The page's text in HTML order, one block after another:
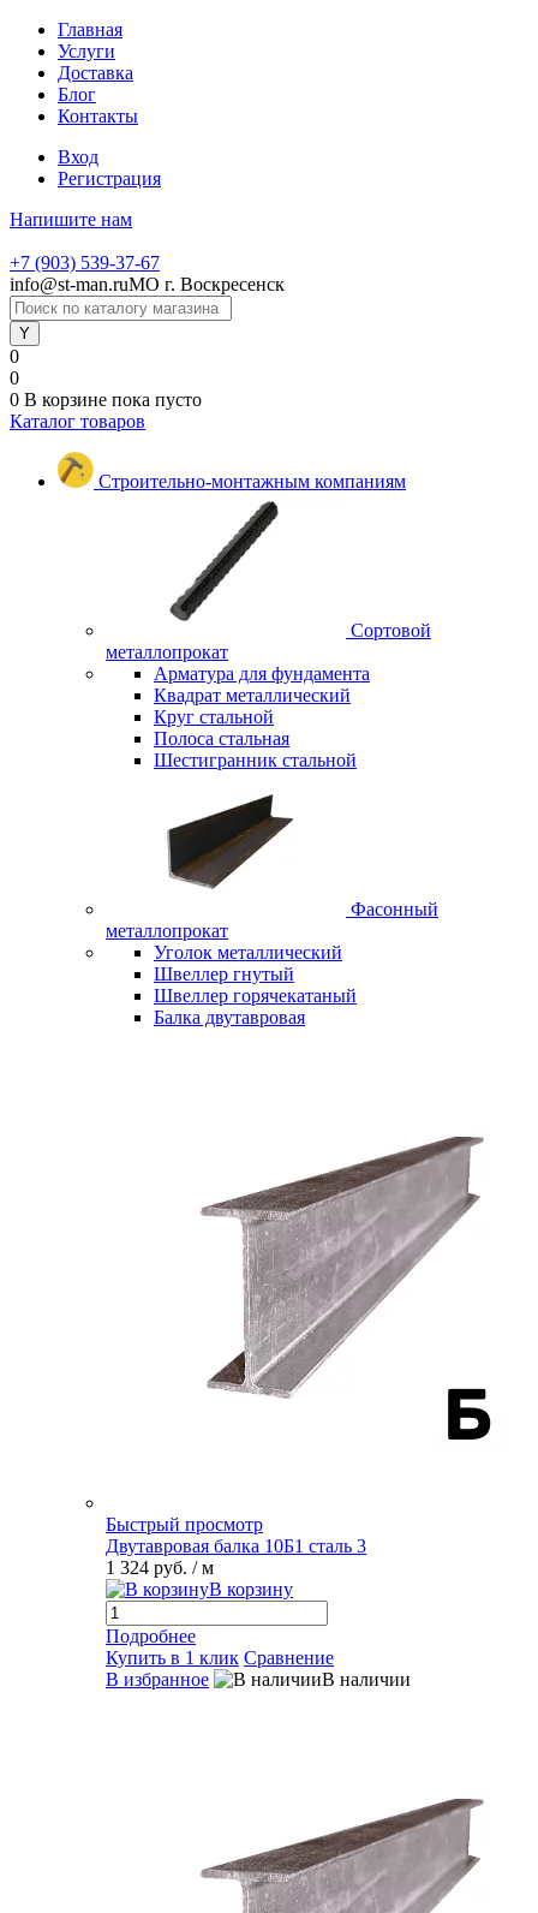
Главная
Услуги
Доставка
Блог
Контакты
Вход
Регистрация
Напишите нам
+7 (903) 539-37-67
info@st-man.ruМО г. Воскресенск
0
0
0 В корзине пока пусто
Каталог товаров
Строительно-монтажным компаниям
Сортовой
металлопрокат
Арматура для фундамента
Квадрат металлический
Круг стальной
Полоса стальная
Шестигранник стальной
Фасонный
металлопрокат
Уголок металлический
Швеллер гнутый
Швеллер горячекатаный
Балка двутавровая
Быстрый просмотр
Двутавровая балка 10Б1 сталь 3
1 324 руб. / м
В корзину
Подробнее
Купить в 1 клик Сравнение
В избранное
В наличии